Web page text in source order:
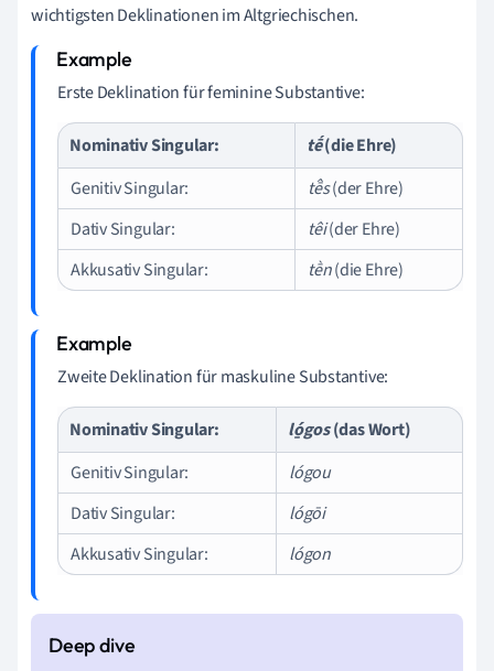
wichtigsten Deklinationen im Altgriechischen.
Erste Deklination für feminine Substantive:
Nominativ Singular: tḗ(die Ehre)
Genitiv Singular:
tē̂s(der Ehre)
Dativ Singular:
têi(der Ehre)
Akkusativ Singular:
tḕn(die Ehre)
Zweite Deklination für maskuline Substantive:
Nominativ Singular: ló̱gos(das Wort)
Genitiv Singular:
lógou
Dativ Singular:
lógōi
Akkusativ Singular:
lógon